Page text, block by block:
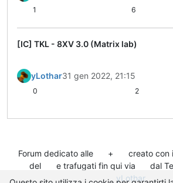
1 6
[IC] TKL - 8XV 3.0 (Matrix lab)
yLothar31 gen 2022, 21:15
0 2
Forum dedicato alle + creato con i
del
e trafugati fin qui via dal
yLothar.